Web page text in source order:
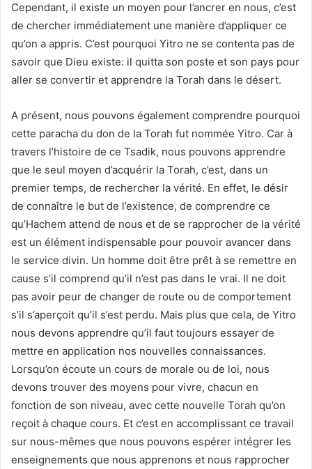
Cependant, il existe un moyen pour l’ancrer en nous, c’est
de chercher immédiatement une manière d’appliquer ce
qu’on a appris. C’est pourquoi Yitro ne se contenta pas de
savoir que Dieu existe: il quitta son poste et son pays pour
aller se convertir et apprendre la Torah dans le désert.
A présent, nous pouvons également comprendre pourquoi
cette paracha du don de la Torah fut nommée Yitro. Car à
travers l’histoire de ce Tsadik, nous pouvons apprendre
que le seul moyen d’acquérir la Torah, c’est, dans un
premier temps, de rechercher la vérité. En effet, le désir
de connaître le but de l’existence, de comprendre ce
qu’Hachem attend de nous et de se rapprocher de la vérité
est un élément indispensable pour pouvoir avancer dans
le service divin. Un homme doit être prêt à se remettre en
cause s’il comprend qu’il n’est pas dans le vrai. Il ne doit
pas avoir peur de changer de route ou de comportement
s’il s’aperçoit qu’il s’est perdu. Mais plus que cela, de Yitro
nous devons apprendre qu’il faut toujours essayer de
mettre en application nos nouvelles connaissances.
Lorsqu’on écoute un cours de morale ou de loi, nous
devons trouver des moyens pour vivre, chacun en
fonction de son niveau, avec cette nouvelle Torah qu’on
reçoit à chaque cours. Et c’est en accomplissant ce travail
sur nous-mêmes que nous pouvons espérer intégrer les
enseignements que nous apprenons et nous rapprocher